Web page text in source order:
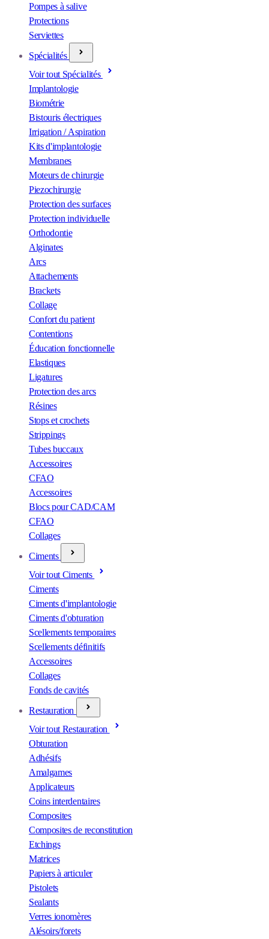
Pompes à salive
Protections
Serviettes
Spécialités
Voir tout Spécialités
Implantologie
Biométrie
Bistouris électriques
Irrigation / Aspiration
Kits d'implantologie
Membranes
Moteurs de chirurgie
Piezochirurgie
Protection des surfaces
Protection individuelle
Orthodontie
Alginates
Arcs
Attachements
Brackets
Collage
Confort du patient
Contentions
Éducation fonctionnelle
Elastiques
Ligatures
Protection des arcs
Résines
Stops et crochets
Strippings
Tubes buccaux
Accessoires
CFAO
Accessoires
Blocs pour CAD/CAM
CFAO
Collages
Ciments
Voir tout Ciments
Ciments
Ciments d'implantologie
Ciments d'obturation
Scellements temporaires
Scellements définitifs
Accessoires
Collages
Fonds de cavités
Restauration
Voir tout Restauration
Obturation
Adhésifs
Amalgames
Applicateurs
Coins interdentaires
Composites
Composites de reconstitution
Etchings
Matrices
Papiers à articuler
Pistolets
Sealants
Verres ionomères
Alésoirs/forets